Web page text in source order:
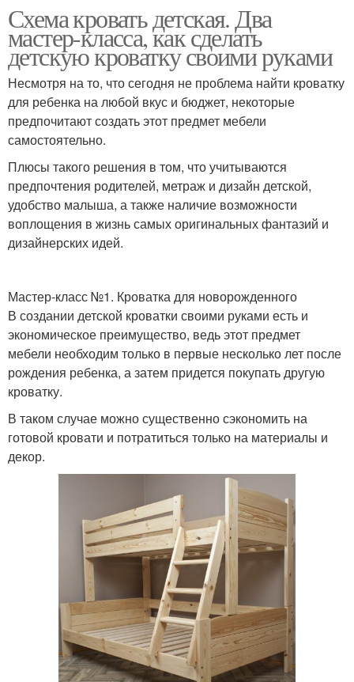
Схема кровать детская. Два
мастер-класса, как сделать
детскую кроватку своими руками
Несмотря на то, что сегодня не проблема найти кроватку
для ребенка на любой вкус и бюджет, некоторые
предпочитают создать этот предмет мебели
самостоятельно.
Плюсы такого решения в том, что учитываются
предпочтения родителей, метраж и дизайн детской,
удобство малыша, а также наличие возможности
воплощения в жизнь самых оригинальных фантазий и
дизайнерских идей.
Мастер-класс №1. Кроватка для новорожденного
В создании детской кроватки своими руками есть и
экономическое преимущество, ведь этот предмет
мебели необходим только в первые несколько лет после
рождения ребенка, а затем придется покупать другую
кроватку.
В таком случае можно существенно сэкономить на
готовой кровати и потратиться только на материалы и
декор.